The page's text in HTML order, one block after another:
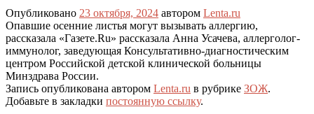
Опубликовано 23 октября, 2024 автором Lenta.ru
Опавшие осенние листья могут вызывать аллергию,
рассказала «Газете.Ru» рассказала Анна Усачева, аллерголог-
иммунолог, заведующая Консультативно-диагностическим
центром Российской детской клинической больницы
Минздрава России.
Запись опубликована автором Lenta.ru в рубрике ЗОЖ.
Добавьте в закладки постоянную ссылку.